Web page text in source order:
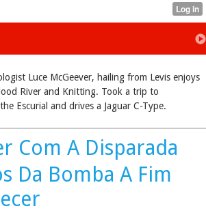
Luce McGeever, hailing from Levis enjoys
River and Knitting. Took a trip to
Escurial and drives a Jaguar C-Type.
Com A Disparada
Da Bomba A Fim